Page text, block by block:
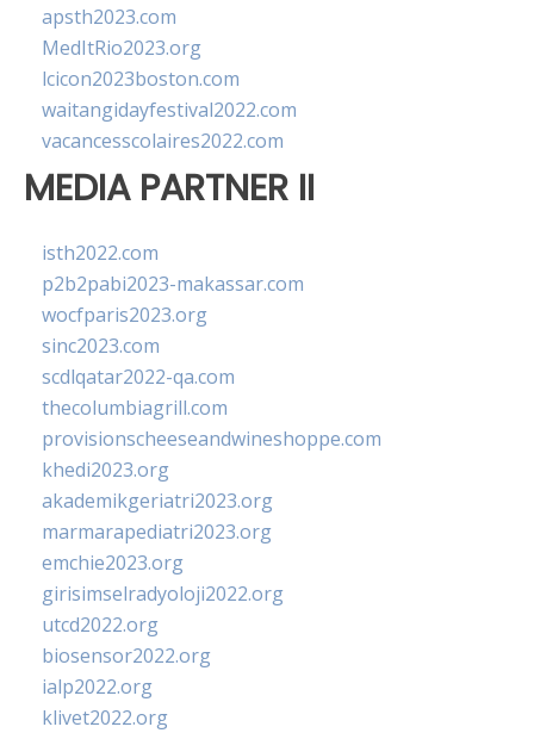
apsth2023.com
MedItRio2023.org
lcicon2023boston.com
waitangidayfestival2022.com
vacancesscolaires2022.com
MEDIA PARTNER II
isth2022.com
p2b2pabi2023-makassar.com
wocfparis2023.org
sinc2023.com
scdlqatar2022-qa.com
thecolumbiagrill.com
provisionscheeseandwineshoppe.com
khedi2023.org
akademikgeriatri2023.org
marmarapediatri2023.org
emchie2023.org
girisimselradyoloji2022.org
utcd2022.org
biosensor2022.org
ialp2022.org
klivet2022.org